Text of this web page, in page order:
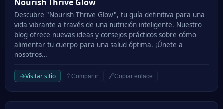
Nourish Thrive Glow
Descubre "Nourish Thrive Glow", tu guía definitiva para una
vida vibrante a través de una nutrición inteligente. Nuestro
blog ofrece nuevas ideas y consejos prácticos sobre cómo
alimentar tu cuerpo para una salud óptima. ¡Únete a
nosotros…
→Visitar sitio ⇪ Compartir 🔗Copiar enlace